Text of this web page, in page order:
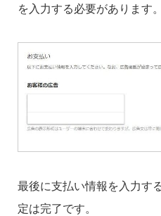
を入力する必要があります。
最後に支払い情報を入力す
定は完了です。